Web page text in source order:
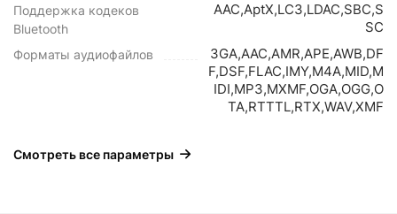
Поддержка кодеков
Bluetooth
AAC,AptX,LC3,LDAC,SBC,S
SC
Форматы аудиофайлов
3GA,AAC,AMR,APE,AWB,DF
F,DSF,FLAC,IMY,M4A,MID,M
IDI,MP3,MXMF,OGA,OGG,O
TA,RTTTL,RTX,WAV,XMF
Смотреть все параметры